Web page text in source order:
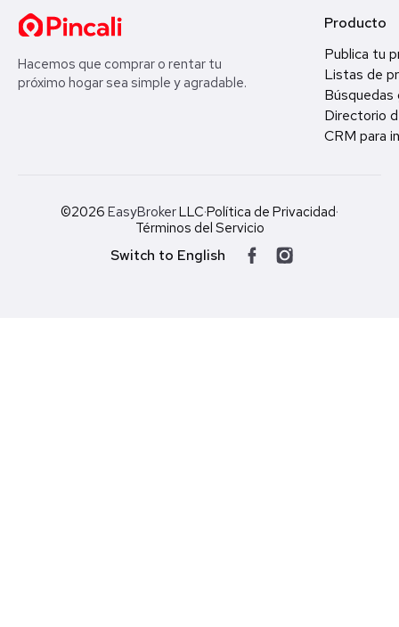
Hacemos que comprar o rentar tu
próximo hogar sea simple y agradable.
Producto
Publica tu
Listas de
Búsquedas
Directorio
CRM para
©2026 EasyBrokerLLC·Política de Privacidad·
Términos del Servicio
Switch to English